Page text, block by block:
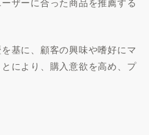
基に、顧客の興味や嗜好にマ
により、購入意欲を高め、プ